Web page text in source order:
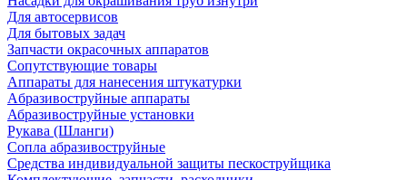
Для автосервисов
Для бытовых задач
Запчасти окрасочных аппаратов
Сопутствующие товары
Аппараты для нанесения штукатурки
Aбразивоструйные аппараты
Абразивоструйные установки
Рукава (Шланги)
Сопла абразивоструйные
Средства индивидуальной защиты пескоструйщика